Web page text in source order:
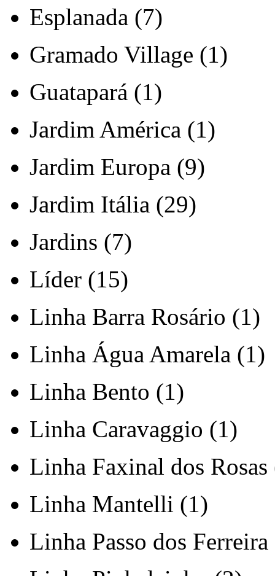
Esplanada (7)
Gramado Village (1)
Guatapará (1)
Jardim América (1)
Jardim Europa (9)
Jardim Itália (29)
Jardins (7)
Líder (15)
Linha Barra Rosário (1)
Linha Água Amarela (1)
Linha Bento (1)
Linha Caravaggio (1)
Linha Faxinal dos Rosas
Linha Mantelli (1)
Linha Passo dos